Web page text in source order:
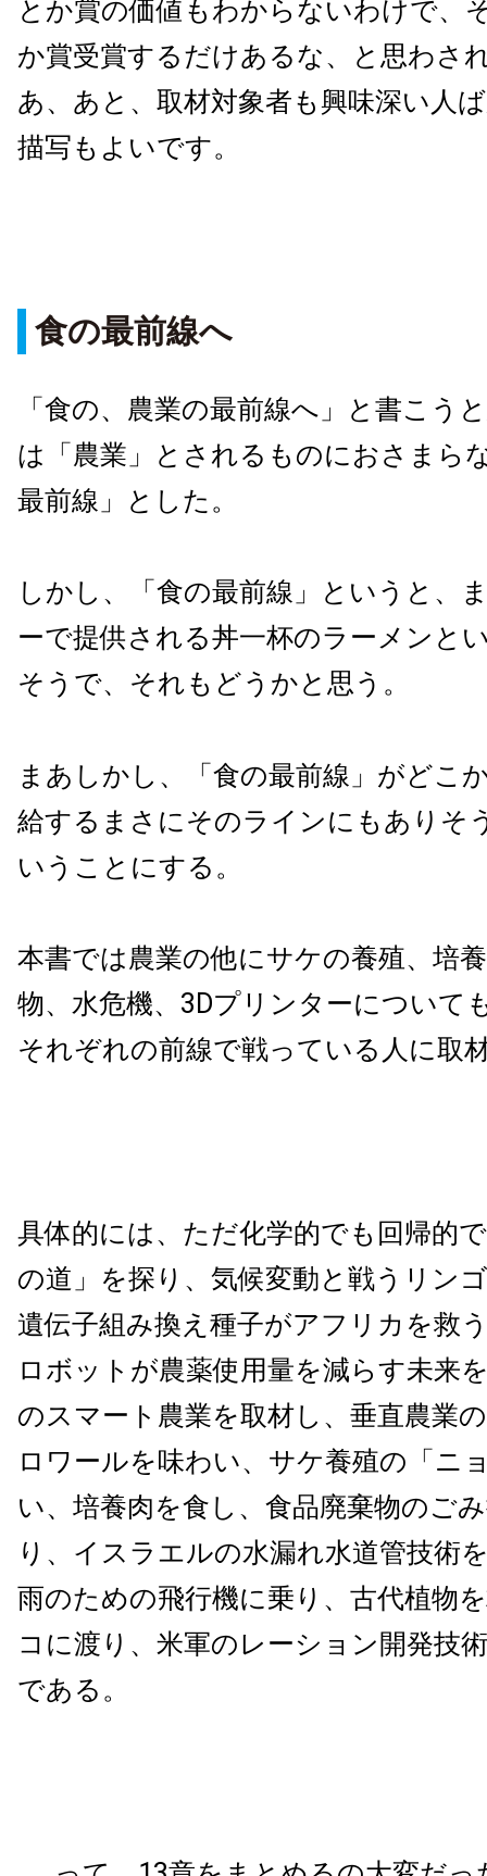
とか賞の価値もわからないわけで、
か賞受賞するだけあるな、と思わさ
あ、あと、取材対象者も興味深い人
描写もよいです。
食の最前線へ
「食の、農業の最前線へ」と書こう
は「農業」とされるものにおさまら
最前線」とした。
しかし、「食の最前線」というと、
ーで提供される丼一杯のラーメンと
そうで、それもどうかと思う。
まあしかし、「食の最前線」がどこ
給するまさにそのラインにもありそ
いうことにする。
本書では農業の他にサケの養殖、培
物、水危機、3Dプリンターについて
それぞれの前線で戦っている人に取
具体的には、ただ化学的でも回帰的
の道」を探り、気候変動と戦うリン
遺伝子組み換え種子がアフリカを救
ロボットが農薬使用量を減らす未来
のスマート農業を取材し、垂直農業
ロワールを味わい、サケ養殖の「ニ
い、培養肉を食し、食品廃棄物のご
り、イスラエルの水漏れ水道管技術
雨のための飛行機に乗り、古代植物
コに渡り、米軍のレーション開発技
である。